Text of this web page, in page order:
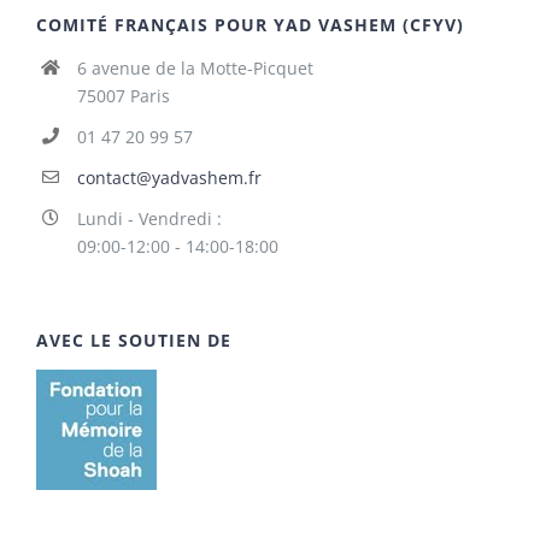
COMITÉ FRANÇAIS POUR YAD VASHEM (CFYV)
6 avenue de la Motte-Picquet
75007 Paris
01 47 20 99 57
contact@yadvashem.fr
Lundi - Vendredi :
09:00-12:00 - 14:00-18:00
AVEC LE SOUTIEN DE